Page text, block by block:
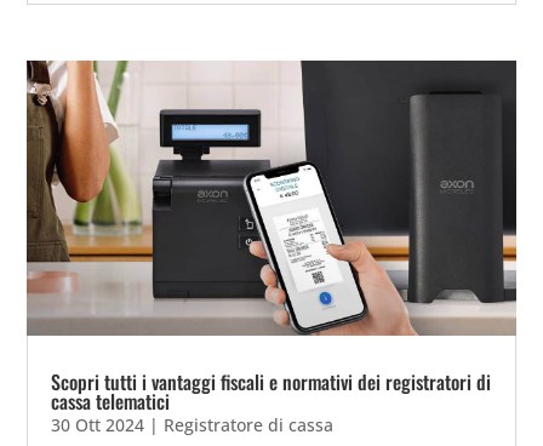
Scopri tutti i vantaggi fiscali e normativi dei registratori di
cassa telematici
30 Ott 2024 | Registratore di cassa